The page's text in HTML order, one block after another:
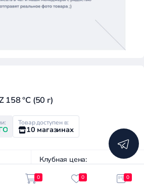
158 °C (50 г)
Товар доступен в:
10 магазинах
Клубная цена:
290 ₽
0 0 0